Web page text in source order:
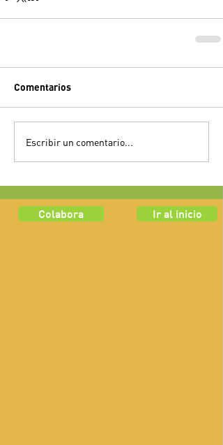
Comentarios
Escribir un comentario...
Colabora Ir al inicio